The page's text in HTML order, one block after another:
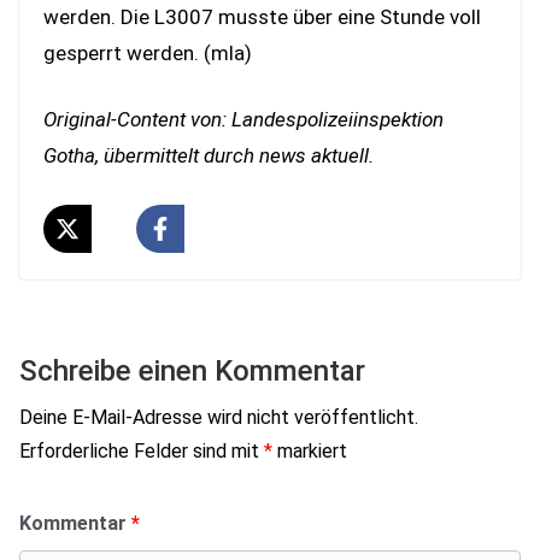
werden. Die L3007 musste über eine Stunde voll
gesperrt werden. (mla)
Original-Content von: Landespolizeiinspektion
Gotha, übermittelt durch news aktuell.
Schreibe einen Kommentar
Deine E-Mail-Adresse wird nicht veröffentlicht.
Erforderliche Felder sind mit * markiert
Kommentar *